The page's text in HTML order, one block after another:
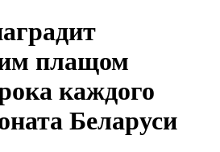
плащом
каждого
Беларуси